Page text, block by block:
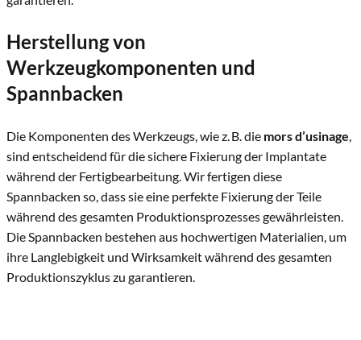
Herstellung von
Werkzeugkomponenten und
Spannbacken
Die Komponenten des Werkzeugs, wie z. B. die mors d’usinage,
sind entscheidend für die sichere Fixierung der Implantate
während der Fertigbearbeitung. Wir fertigen diese
Spannbacken so, dass sie eine perfekte Fixierung der Teile
während des gesamten Produktionsprozesses gewährleisten.
Die Spannbacken bestehen aus hochwertigen Materialien, um
ihre Langlebigkeit und Wirksamkeit während des gesamten
Produktionszyklus zu garantieren.